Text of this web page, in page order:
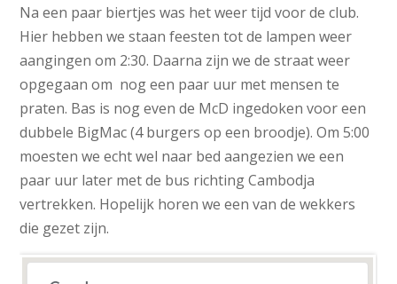
Na een paar biertjes was het weer tijd voor de club.
Hier hebben we staan feesten tot de lampen weer
aangingen om 2:30. Daarna zijn we de straat weer
opgegaan om nog een paar uur met mensen te
praten. Bas is nog even de McD ingedoken voor een
dubbele BigMac (4 burgers op een broodje). Om 5:00
moesten we echt wel naar bed aangezien we een
paar uur later met de bus richting Cambodja
vertrekken. Hopelijk horen we een van de wekkers
die gezet zijn.